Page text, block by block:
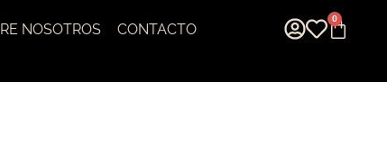
NOSOTROS CONTACTO
0